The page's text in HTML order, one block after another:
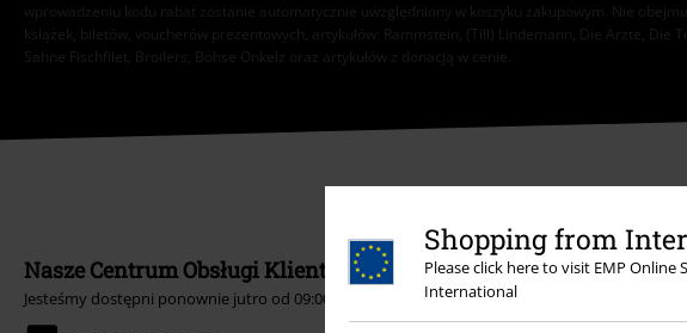
Shopping from
Please click here to visit EMP
International
wprowadzeniu kodu rabat zostanie automatycznie uwzględniony w koszyku zakupowym. Nie
książek, biletów, voucherów prezentowych, artykułów: Rammstein, (Till) Lindemann, Die Ärzte, Die
Sahne Fischfilet, Broilers, Böhse Onkelz oraz artykułów z donacją w cenie.
Nasze Centrum Obsługi Klienta jest do Twojej dyspozycji
Jesteśmy dostępni ponownie jutro od 09:00 do 17:00. Więcej informacji